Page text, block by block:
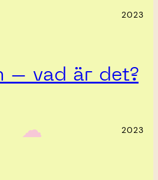
2023
– vad är det?
‎ ‎‎ ☁︎‎‎ 2023